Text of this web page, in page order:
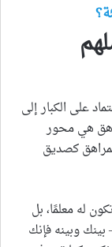
على الكبار إلى
هي محور
كصديق
له معلمًا، بل
وبينه فإنك